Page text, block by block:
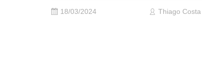
18/03/2024 Thiago Costa